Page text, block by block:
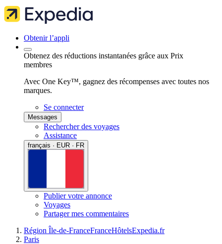
Obtenir l’appli
Obtenez des réductions instantanées grâce aux Prix
membres
Avec One Key™, gagnez des récompenses avec toutes nos
marques.
Se connecter
Messages
Rechercher des voyages
Assistance
français · EUR · FR
Publier votre annonce
Voyages
Partager mes commentaires
Région Île-de-FranceFranceHôtelsExpedia.fr
Paris